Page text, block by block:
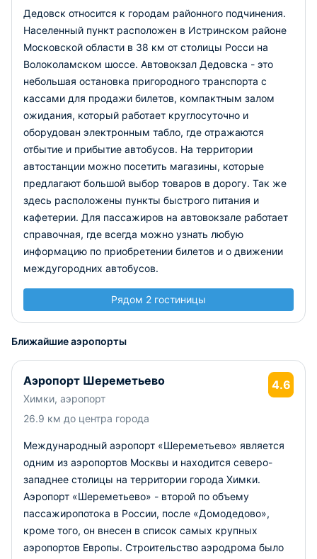
Дедовск относится к городам районного подчинения.
Населенный пункт расположен в Истринском районе
Московской области в 38 км от столицы Росси на
Волоколамском шоссе. Автовокзал Дедовска - это
небольшая остановка пригородного транспорта с
кассами для продажи билетов, компактным залом
ожидания, который работает круглосуточно и
оборудован электронным табло, где отражаются
отбытие и прибытие автобусов. На территории
автостанции можно посетить магазины, которые
предлагают большой выбор товаров в дорогу. Так же
здесь расположены пункты быстрого питания и
кафетерии. Для пассажиров на автовокзале работает
справочная, где всегда можно узнать любую
информацию по приобретении билетов и о движении
междугородних автобусов.
Рядом 2 гостиницы
Ближайшие аэропорты
Аэропорт Шереметьево
Химки, аэропорт
26.9 км до центра города
4.6
Международный аэропорт «Шереметьево» является
одним из аэропортов Москвы и находится северо-
западнее столицы на территории города Химки.
Аэропорт «Шереметьево» - второй по объему
пассажиропотока в России, после «Домодедово»,
кроме того, он внесен в список самых крупных
аэропортов Европы. Строительство аэродрома было